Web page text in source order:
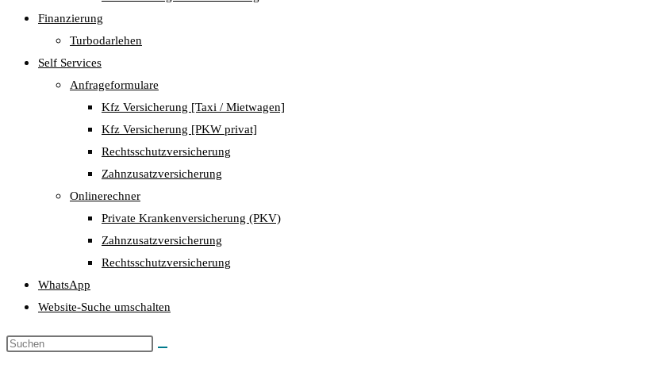
Finanzierung
Turbodarlehen
Self Services
Anfrageformulare
Kfz Versicherung [Taxi / Mietwagen]
Kfz Versicherung [PKW privat]
Rechtsschutzversicherung
Zahnzusatzversicherung
Onlinerechner
Private Krankenversicherung (PKV)
Zahnzusatzversicherung
Rechtsschutzversicherung
WhatsApp
Website-Suche umschalten